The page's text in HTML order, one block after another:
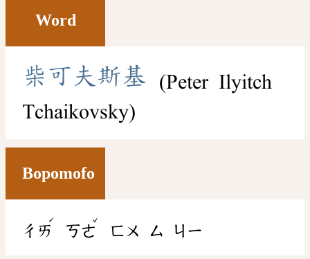
Word
柴可 夫 斯基
(Peter Ilyitch
Tchaikovsky)
Bopomofo
ㄔㄞ
ˊ
ㄎㄜ
ˇ
ㄈㄨ ㄙ ㄐㄧ